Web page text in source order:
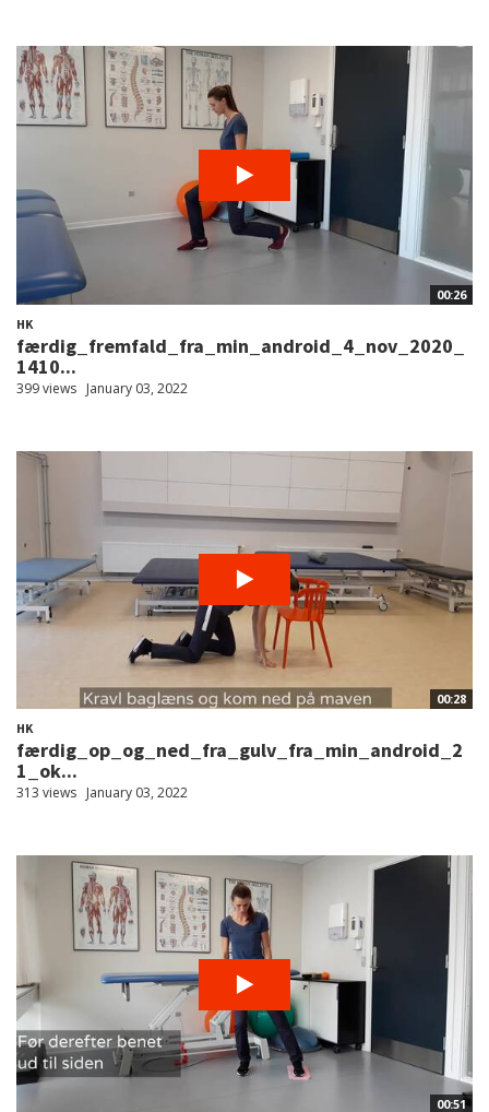
00:26
HK
færdig_fremfald_fra_min_android_4_nov_2020_
1410...
399 views January 03, 2022
00:28
HK
færdig_op_og_ned_fra_gulv_fra_min_android_2
1_ok...
313 views January 03, 2022
00:51